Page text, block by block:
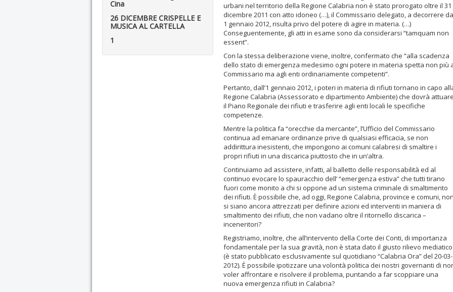
Cina
26 DICEMBRE CRISPELLE E
MUSICA AL CARTELLA
1
urbani nel territorio della Regione Calabria non è stato prorogato oltre il 31
dicembre 2011 con atto idoneo (…), il Commissario delegato, a decorrere
1 gennaio 2012, risulta privo del potere di agire in materia. (…)
Conseguentemente, gli atti in esame sono da considerarsi “tamquam non
essent”.
Con la stessa deliberazione viene, inoltre, confermato che “alla scadenza
dello stato di emergenza medesimo ogni potere in materia spetta non più
Commissario ma agli enti ordinariamente competenti”.
Pertanto, dall’1 gennaio 2012, i poteri in materia di rifiuti tornano in capo
Regione Calabria (Assessorato e dipartimento Ambiente) che dovrà
il Piano Regionale dei rifiuti e trasferire agli enti locali le specifiche
competenze.
Mentre la politica fa “orecchie da mercante”, l’Ufficio del Commissario
continua ad emanare ordinanze prive di qualsiasi efficacia, se non
addirittura inesistenti, che impongono ai comuni calabresi di smaltire i
propri rifiuti in una discarica piuttosto che in un’altra.
Continuiamo ad assistere, infatti, al balletto delle responsabilità ed al
continuo evocare lo spauracchio dell’ “emergenza estiva” che tutti tirano
fuori come monito a chi si oppone ad un sistema criminale di smaltimento
dei rifiuti. È possibile che, ad oggi, Regione Calabria, province e comuni,
si siano ancora attrezzati per definire azioni ed interventi in maniera di
smaltimento dei rifiuti, che non vadano oltre il ritornello discarica –
inceneritori?
Registriamo, inoltre, che all’intervento della Corte dei Conti, di importanza
fondamentale per la sua gravità, non è stata dato il giusto rilievo mediatico
(è stato pubblicato esclusivamente sul quotidiano “Calabria Ora” del 20-03-
2012). È possibile ipotizzare una volontà politica dei nostri governanti di
voler affrontare e risolvere il problema, puntando a far scoppiare una
nuova emergenza rifiuti in Calabria?